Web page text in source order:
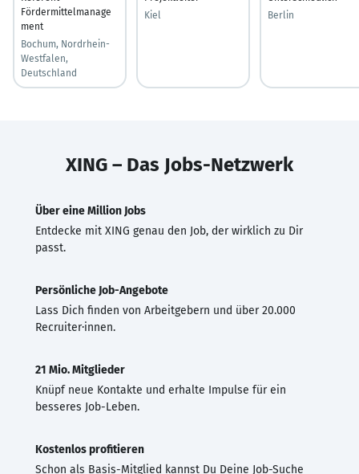
Fördermittelmanage
ment
Bochum, Nordrhein-
Westfalen,
Deutschland
Kiel
Berlin
XING – Das Jobs-Netzwerk
Über eine Million Jobs
Entdecke mit XING genau den Job, der wirklich zu Dir
passt.
Persönliche Job-Angebote
Lass Dich finden von Arbeitgebern und über 20.000
Recruiter·innen.
21 Mio. Mitglieder
Knüpf neue Kontakte und erhalte Impulse für ein
besseres Job-Leben.
Kostenlos profitieren
Schon als Basis-Mitglied kannst Du Deine Job-Suche